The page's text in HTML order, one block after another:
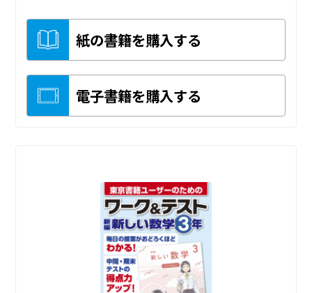
紙の書籍を購入する
電子書籍を購入する